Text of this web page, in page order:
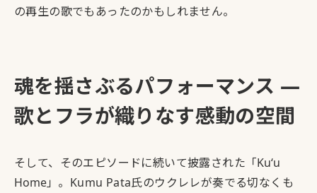
の再生の歌でもあったのかもしれません。
魂を揺さぶるパフォーマンス ―
歌とフラが織りなす感動の空間
そして、そのエピソードに続いて披露された「Kuʻu
Home」。Kumu Pata氏のウクレレが奏でる切なくも